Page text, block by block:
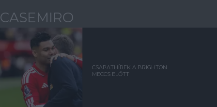
CASEMIRO
CSAPATHÍREK A BRIGHTON
MECCS ELŐTT